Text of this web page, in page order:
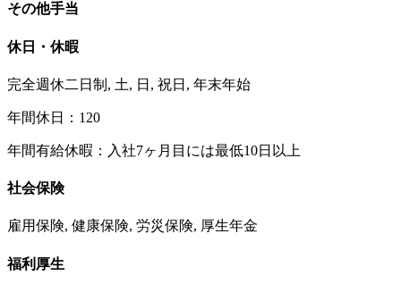
その他手当
休日・休暇
完全週休二日制, 土, 日, 祝日, 年末年始
年間休日：120
年間有給休暇：入社7ヶ月目には最低10日以上
社会保険
雇用保険, 健康保険, 労災保険, 厚生年金
福利厚生